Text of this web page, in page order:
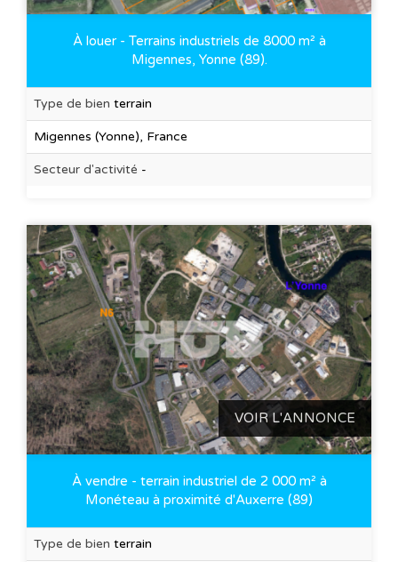
À louer - Terrains industriels de 8000 m² à
Migennes, Yonne (89).
Type de bien terrain
Migennes (Yonne), France
Secteur d'activité -
VOIR L'ANNONCE
À vendre - terrain industriel de 2 000 m² à
Monéteau à proximité d'Auxerre (89)
Type de bien terrain